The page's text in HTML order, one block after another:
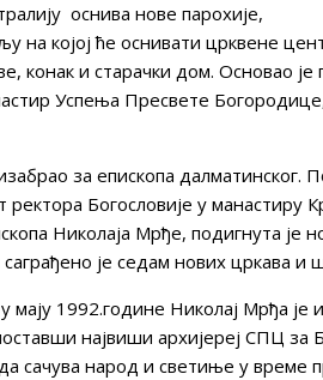
оснива нове парохије,
на којој ће оснивати црквене
конак и старачки дом. Основао је
Успења Пресвете
за епископа далматинског.
Богословије у манастиру
Николаја Мрђе, подигнута је
је седам нових цркава и
мају 1992.године Николај Мрђа је
највиши архијереј СПЦ за
сачува народ и светиње у време